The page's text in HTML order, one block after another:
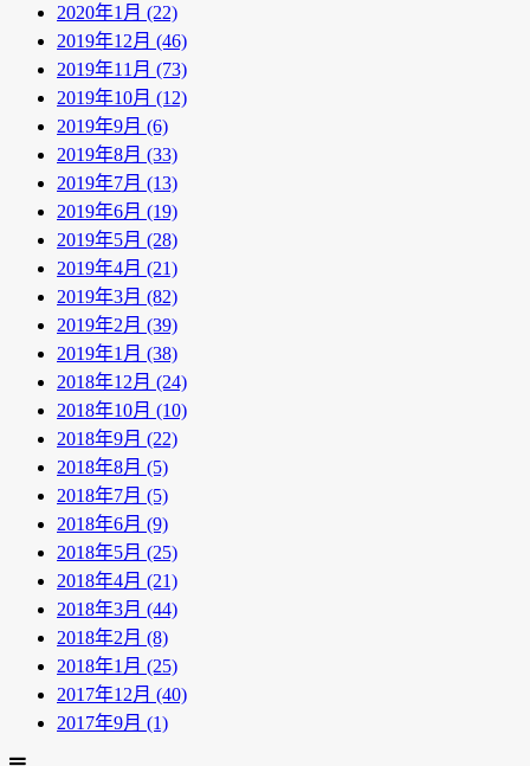
2020年1月 (22)
2019年12月 (46)
2019年11月 (73)
2019年10月 (12)
2019年9月 (6)
2019年8月 (33)
2019年7月 (13)
2019年6月 (19)
2019年5月 (28)
2019年4月 (21)
2019年3月 (82)
2019年2月 (39)
2019年1月 (38)
2018年12月 (24)
2018年10月 (10)
2018年9月 (22)
2018年8月 (5)
2018年7月 (5)
2018年6月 (9)
2018年5月 (25)
2018年4月 (21)
2018年3月 (44)
2018年2月 (8)
2018年1月 (25)
2017年12月 (40)
2017年9月 (1)